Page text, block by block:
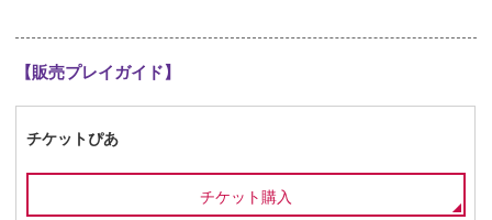
【販売プレイガイド】
チケットぴあ
チケット購入